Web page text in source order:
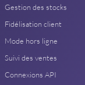
Gestion des stocks
Fidélisation client
Mode hors ligne
Suivi des ventes
Connexions API